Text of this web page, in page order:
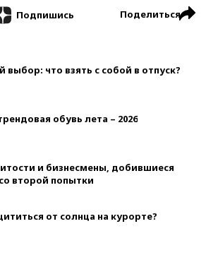
Подпишись Поделиться
что взять с собой в отпуск?
обувь лета – 2026
и бизнесмены, добившиеся
второй попытки
от солнца на курорте?